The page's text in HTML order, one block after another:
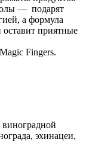
— подарят
а формула
приятные
Fingers.
эхинацеи,